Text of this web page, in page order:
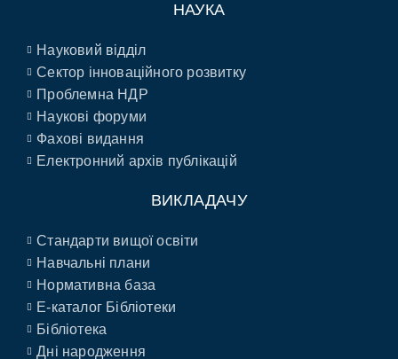
НАУКА
Науковий відділ
Сектор інноваційного розвитку
Проблемна НДР
Наукові форуми
Фахові видання
Електронний архів публікацій
ВИКЛАДАЧУ
Стандарти вищої освіти
Навчальні плани
Нормативна база
E-каталог Бібліотеки
Бібліотека
Дні народження